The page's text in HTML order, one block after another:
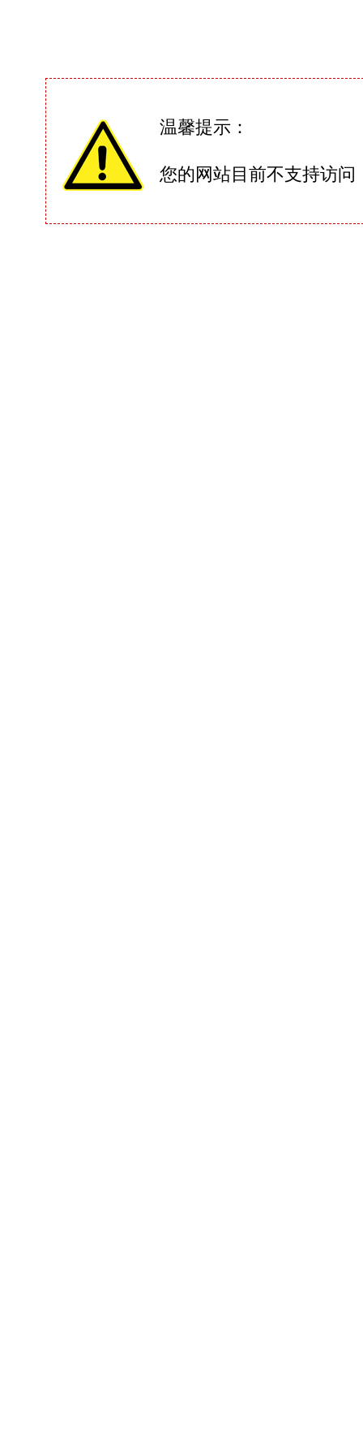
温馨提示：
您的网站目前不支持访